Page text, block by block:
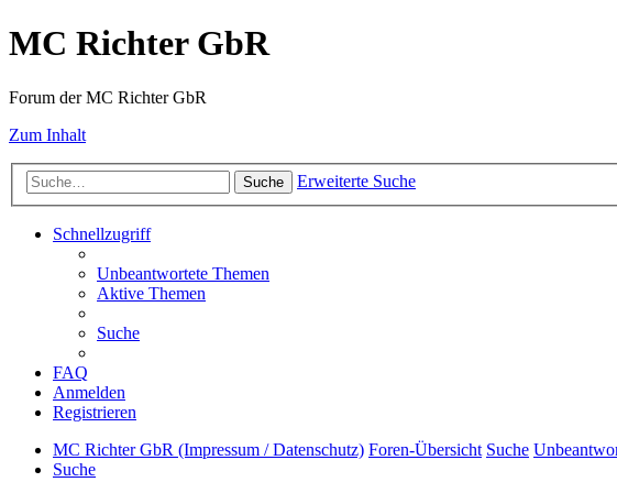
MC Richter GbR
Forum der MC Richter GbR
Zum Inhalt
Suche Erweiterte Suche
Schnellzugriff
Unbeantwortete Themen
Aktive Themen
Suche
FAQ
Anmelden
Registrieren
MC Richter GbR (Impressum / Datenschutz) Foren-Übersicht Suche
Suche